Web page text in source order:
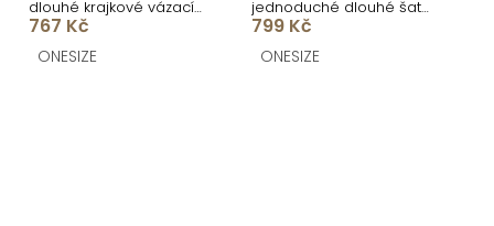
dlouhé krajkové vázací
šaty ZERULON
767 Kč
ONESIZE
jednoduché dlouhé šaty
CARMIYA
799 Kč
ONESIZE